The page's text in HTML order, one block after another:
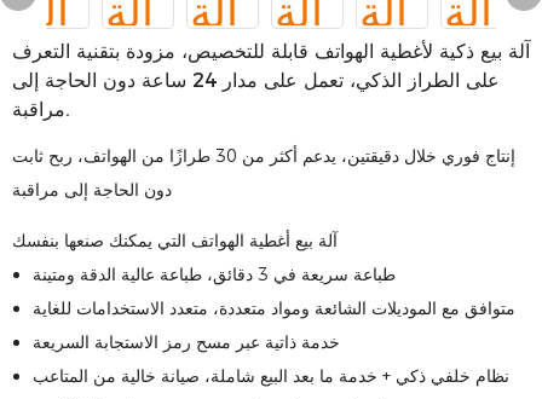
آلة بيع ذكية لأغطية الهواتف قابلة للتخصيص، مزودة بتقنية التعرف
على الطراز الذكي، تعمل على مدار 24 ساعة دون الحاجة إلى
مراقبة.
إنتاج فوري خلال دقيقتين، يدعم أكثر من 30 طرازًا من الهواتف، ربح ثابت
دون الحاجة إلى مراقبة
آلة بيع أغطية الهواتف التي يمكنك صنعها بنفسك
طباعة سريعة في 3 دقائق، طباعة عالية الدقة ومتينة
متوافق مع الموديلات الشائعة ومواد متعددة، متعدد الاستخدامات للغاية
خدمة ذاتية عبر مسح رمز الاستجابة السريعة
نظام خلفي ذكي + خدمة ما بعد البيع شاملة، صيانة خالية من المتاعب